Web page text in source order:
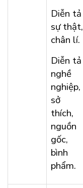
Diễn tả
sự thật,
chân lí.
Diễn tả
nghề
nghiệp,
sở
thích,
nguồn
gốc,
bình
phẩm.